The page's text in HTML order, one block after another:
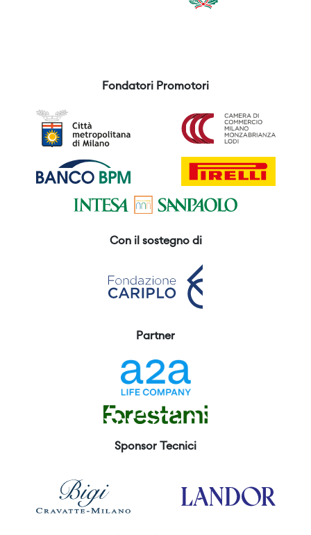
Fondatori Promotori
Con il sostegno di
Partner
Sponsor Tecnici